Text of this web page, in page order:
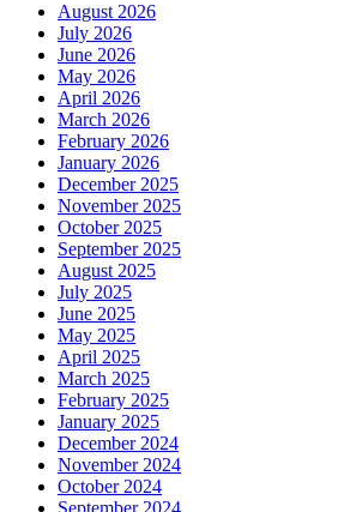
August 2026
July 2026
June 2026
May 2026
April 2026
March 2026
February 2026
January 2026
December 2025
November 2025
October 2025
September 2025
August 2025
July 2025
June 2025
May 2025
April 2025
March 2025
February 2025
January 2025
December 2024
November 2024
October 2024
September 2024